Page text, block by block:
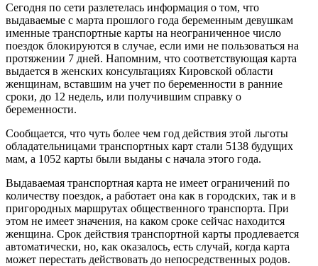
Сегодня по сети разлетелась информация о том, что
выдаваемые с марта прошлого года беременным девушкам
именные транспортные карты на неограниченное число
поездок блокируются в случае, если ими не пользоваться на
протяжении 7 дней. Напомним, что соответствующая карта
выдается в женских консультациях Кировской области
женщинам, вставшим на учет по беременности в ранние
сроки, до 12 недель, или получившим справку о
беременности.
Сообщается, что чуть более чем год действия этой льготы
обладательницами транспортных карт стали 5138 будущих
мам, а 1052 карты были выданы с начала этого года.
Выдаваемая транспортная карта не имеет ограничений по
количеству поездок, а работает она как в городских, так и в
пригородных маршрутах общественного транспорта. При
этом не имеет значения, на каком сроке сейчас находится
женщина. Срок действия транспортной карты продлевается
автоматически, но, как оказалось, есть случай, когда карта
может перестать действовать до непосредственных родов.